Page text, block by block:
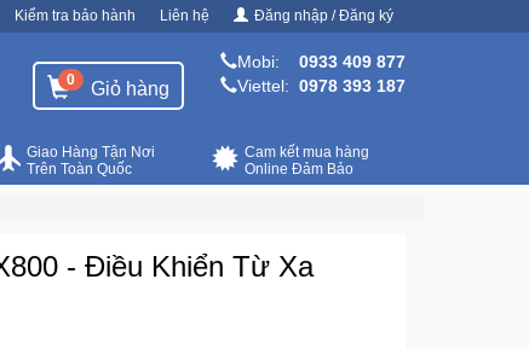
Kiểm tra bảo hành Liên hệ Đăng nhập / Đăng ký
0 Giỏ hàng
Mobi:
0933 409 877
Viettel: 0978 393 187
Cam kết mua hàng
Online Đảm Bảo
Giao Hàng Tận Nơi
Trên Toàn Quốc
- Điều Khiển Từ Xa